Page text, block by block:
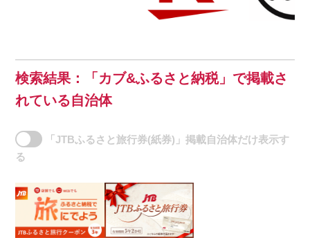
検索結果：「カブ&ふるさと納税」で掲載さ
れている自治体
「JTBふるさと旅行券(紙券)」掲載自治体だけ表示す
る